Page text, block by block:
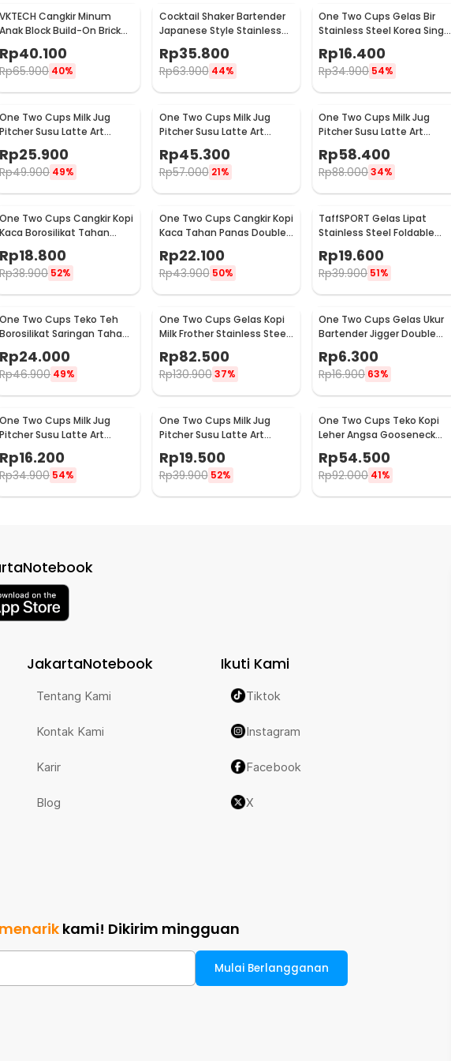
pembelian produk ini:
Kopi Teh Vintage Japanese Ceramic Cup 200ml - FB014
VKTECH Cangkir Minum
Anak Block Build-On Brick
Rp40.100
Rp65.900 40%
Cocktail Shaker Bartender
Japanese Style Stainless
Steel 200ml
Rp35.800
Rp63.900 44%
One Two Cups Gelas Bir
Stainless Steel Korea Single
Wall Glass 180ml - J070
Rp16.400
Rp34.900 54%
One Two Cups Milk Jug
Pitcher Susu Latte Art
150ml - J068
Rp25.900
Rp49.900 49%
One Two Cups Milk Jug
Pitcher Susu Latte Art
Espresso Stainless Steel
600ml - J068
Rp45.300
Rp57.000 21%
One Two Cups Milk Jug
Pitcher Susu Latte Art
Espresso Stainless Steel
900ml - J068
Rp58.400
Rp88.00034%
One Two Cups Cangkir Kopi
Kaca Borosilikat Tahan
Panas Double Wall Cup
160ml
Rp18.800
Rp38.900 52%
One Two Cups Cangkir Kopi
Kaca Tahan Panas Double
Rp22.100
Rp43.900 50%
TaffSPORT Gelas Lipat
Stainless Steel Foldable
Cup Carabiner 240ml -
F180
Rp19.600
Rp39.900 51%
One Two Cups Teko Teh
Borosilikat Saringan Tahan
757
Rp24.000
Rp46.900 49%
One Two Cups Gelas Kopi
Milk Frother Stainless Steel
400ml - WZ0011
Rp82.500
Rp130.900 37%
One Two Cups Gelas Ukur
Bartender Jigger Double
Shot 15ml and 30ml - LE2
Rp6.300
Rp16.900 63%
One Two Cups Milk Jug
Pitcher Susu Latte Art
Espresso Stainless Steel
3oz - S06HG
Rp16.200
Rp34.900 54%
One Two Cups Milk Jug
Pitcher Susu Latte Art
5oz - S06HG
Rp19.500
Rp39.900 52%
One Two Cups Teko Kopi
Leher Angsa Gooseneck
- AA049
Rp54.500
Rp92.000 41%
JakartaNotebook
Tentang Kami
Kontak Kami
Karir
Blog
Ikuti Kami
Tiktok
Instagram
Facebook
X
kami! Dikirim mingguan
Mulai Berlangganan